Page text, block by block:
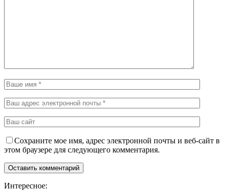
Сохраните мое имя, адрес электронной почты и веб-сайт в
этом браузере для следующего комментария.
Интересное: